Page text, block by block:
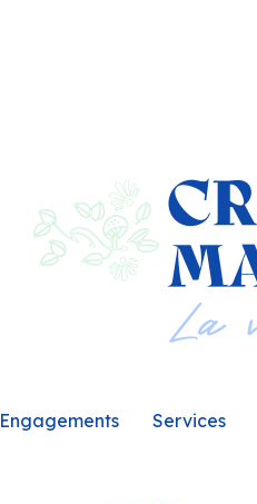
Engagements Services